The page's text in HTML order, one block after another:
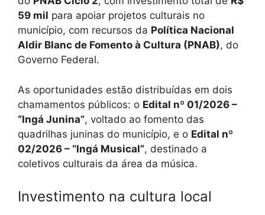
59 mil para apoiar projetos culturais no
município, com recursos da Política Nacional
Aldir Blanc de Fomento à Cultura (PNAB), do
Governo Federal.
As oportunidades estão distribuídas em dois
chamamentos públicos: o Edital nº 01/2026 –
“Ingá Junina”, voltado ao fomento das
quadrilhas juninas do município, e o Edital nº
02/2026 – “Ingá Musical”, destinado a
coletivos culturais da área da música.
Investimento na cultura local